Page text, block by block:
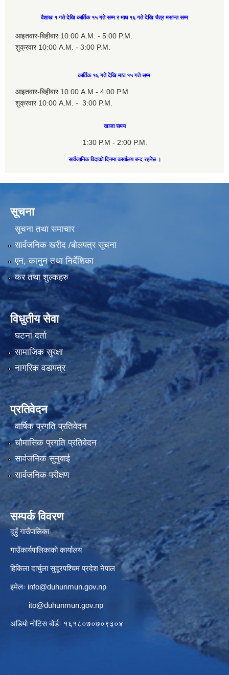
वैशाख १ गते देखि कार्तिक १५ गते सम्म र माघ १६ गते देखि चैत्र मसान्त सम्म
आइतवार-बिहीबार 10:00 A.M. - 5:00 P.M.
शुक्रवार 10:00 A.M. - 3:00 P.M.
कार्तिक १६ गते देखि माघ १५ गते सम्म
आइतवार-बिहीबार 10:00 A.M - 4:00 P.M.
शुक्रवार 10:00 A.M. - 3:00 P.M.
खाजा समय
1:30 P.M - 2:00 P.M.
सार्वजानिक विदाको दिनमा कार्यालय बन्द रहनेछ ।
सूचना
सूचना तथा समाचार
सार्वजनिक खरीद /बोलपत्र सूचना
एन, कानुन तथा निर्देशिका
कर तथा शुल्कहरु
विधुतीय सेवा
घटना दर्ता
सामाजिक सुरक्षा
नागरिक वडापत्र
प्रतिवेदन
वार्षिक प्रगति प्रतिवेदन
चौमासिक प्रगति प्रतिवेदन
सार्वजनिक सुनुवाई
सार्वजनिक परीक्षण
सम्पर्क विवरण
दुहुँ गाउँपालिका
गाउँकार्यपालिकाको कार्यालय
हिकिला दार्चुला सुदूरपश्चिम प्रदेश नेपाल
इमेलः info@duhunmun.gov.np
ito@duhunmun.gov.np
अडियो नोटिस बोर्डः १६१८०७०७०९३०४